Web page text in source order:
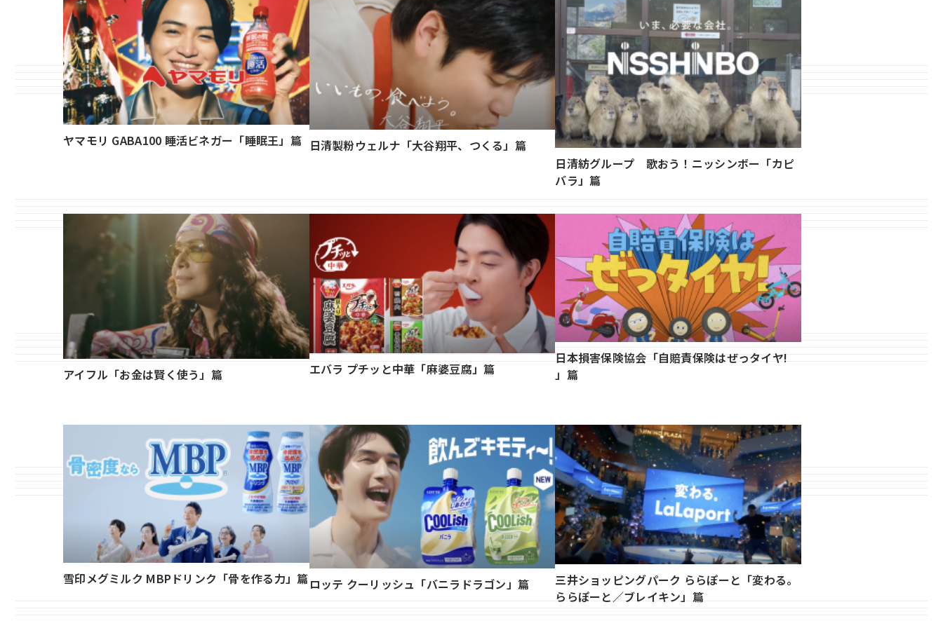
ヤマモリ GABA100 睡活ビネガー「睡眠王」篇 日清製粉ウェルナ「大谷翔平、つくる」篇
日清紡グループ 歌おう！ニッシンボー「カピ
バラ」篇
アイフル「お金は賢く使う」篇 エバラ プチッと中華「麻婆豆腐」篇
日本損害保険協会「自賠責保険はぜっタイヤ!
」篇
雪印メグミルク MBPドリンク「骨を作る力」篇ロッテ クーリッシュ「バニラドラゴン」篇
三井ショッピングパーク ららぽーと「変わる。
ららぽーと／ブレイキン」篇